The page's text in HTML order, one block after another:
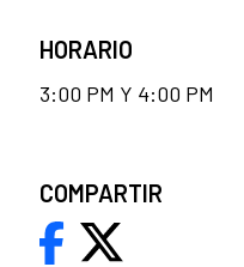
HORARIO
3:00 PM Y 4:00 PM
COMPARTIR